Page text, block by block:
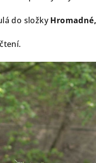
do složky